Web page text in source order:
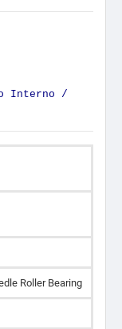
Interno /
Roller Bearing